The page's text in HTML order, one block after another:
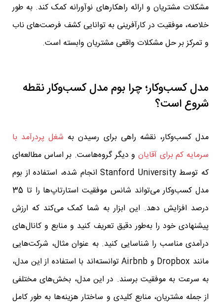
مشکلات مشتریان و ارائه راهکارهای نوآورانه کمک کند. به طور
خلاصه، موفقیت در کارآفرینی به توانایی کشف فرصت‌های ناب
و تمرکز بر حل مشکلات واقعی مشتریان وابسته است.
مدل کسب‌وکار؛ چرا بوم مدل کسب‌وکار نقطه
شروع است؟
مدل کسب‌وکار، نقشه راهی برای رسیدن به شغل پردرآمد با
سرمایه کم برای آقایان و دیگر گروه‌هاست. بر اساس مطالعه‌ای
که توسط Stanford University انجام شده، استفاده از بوم
مدل کسب‌وکار می‌تواند شانس موفقیت استارتاپ‌ها را تا 35
درصد افزایش دهد. این ابزار به شما کمک می‌کند که ارزش
پیشنهادی خود را به‌طور دقیق تعریف کنید و منابع و کانال‌های
درآمدی مناسب را شناسایی کنید. به عنوان مثال، شرکت‌هایی
مانند Dropbox و Airbnb توانسته‌اند با استفاده از این مدل،
به سرعت به موفقیت برسند. در این مدل، بخش‌های مختلفی
از جمله مشتریان، منابع کلیدی و ساختار هزینه‌ها به طور کامل